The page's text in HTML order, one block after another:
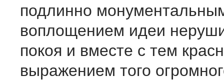
подлинно
воплощением идеи
покоя и вместе с тем
выражением того